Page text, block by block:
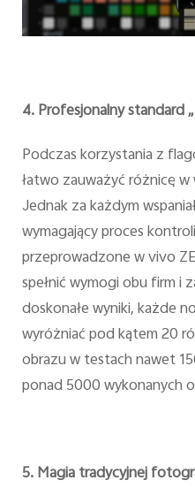
4. Profesjonalny standard
Podczas korzystania z
łatwo zauważyć różnicę
Jednak za każdym
wymagający proces
przeprowadzone w vivo
spełnić wymogi obu firm i
doskonałe wyniki, każde
wyróżniać pod kątem 20
obrazu w testach nawet
ponad 5000 wykonanych
5. Magia tradycyjnej